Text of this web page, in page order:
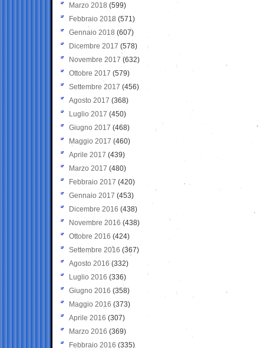
Marzo 2018 (599)
Febbraio 2018 (571)
Gennaio 2018 (607)
Dicembre 2017 (578)
Novembre 2017 (632)
Ottobre 2017 (579)
Settembre 2017 (456)
Agosto 2017 (368)
Luglio 2017 (450)
Giugno 2017 (468)
Maggio 2017 (460)
Aprile 2017 (439)
Marzo 2017 (480)
Febbraio 2017 (420)
Gennaio 2017 (453)
Dicembre 2016 (438)
Novembre 2016 (438)
Ottobre 2016 (424)
Settembre 2016 (367)
Agosto 2016 (332)
Luglio 2016 (336)
Giugno 2016 (358)
Maggio 2016 (373)
Aprile 2016 (307)
Marzo 2016 (369)
Febbraio 2016 (335)